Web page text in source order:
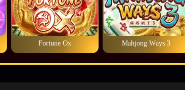
Fortune Ox Mahjong Ways 3